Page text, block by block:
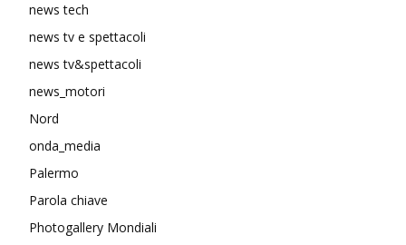
news tech
news tv e spettacoli
news tv&spettacoli
news_motori
Nord
onda_media
Palermo
Parola chiave
Photogallery Mondiali